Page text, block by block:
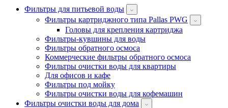
Фильтры для питьевой воды
Фильтры картриджного типа Pallas PWG
Головы для крепления картриджа
Фильтры-кувшины для воды
Фильтры обратного осмоса
Коммерческие фильтры обратного осмоса
Фильтры очистки воды для квартиры
Для офисов и кафе
Фильтры под мойку
Фильтры очистки воды для кофемашин
Фильтры очистки воды для дома